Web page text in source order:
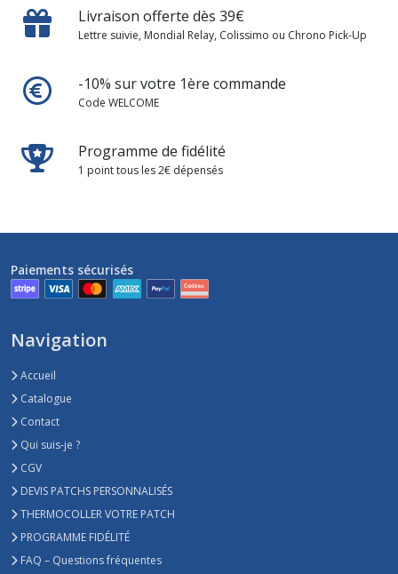
Livraison offerte dès 39€
Lettre suivie, Mondial Relay, Colissimo ou Chrono Pick-Up
-10% sur votre 1ère commande
Code WELCOME
Programme de fidélité
1 point tous les 2€ dépensés
Paiements sécurisés
Navigation
Accueil
Catalogue
Contact
Qui suis-je ?
CGV
DEVIS PATCHS PERSONNALISÉS
THERMOCOLLER VOTRE PATCH
PROGRAMME FIDÉLITÉ
FAQ – Questions fréquentes